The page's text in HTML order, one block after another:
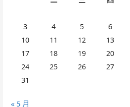
3
4 5 6
10
11 12 13
17
18 19 20
24
25 26 27
31
« 5 月